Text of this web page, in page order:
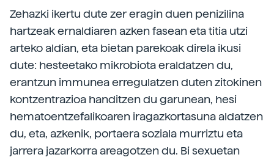
Zehazki ikertu dute zer eragin duen penizilina
hartzeak ernaldiaren azken fasean eta titia utzi
arteko aldian, eta bietan parekoak direla ikusi
dute: hesteetako mikrobiota eraldatzen du,
erantzun immunea erregulatzen duten zitokinen
kontzentrazioa handitzen du garunean, hesi
hematoentzefalikoaren iragazkortasuna aldatzen
du, eta, azkenik, portaera soziala murriztu eta
jarrera jazarkorra areagotzen du. Bi sexuetan